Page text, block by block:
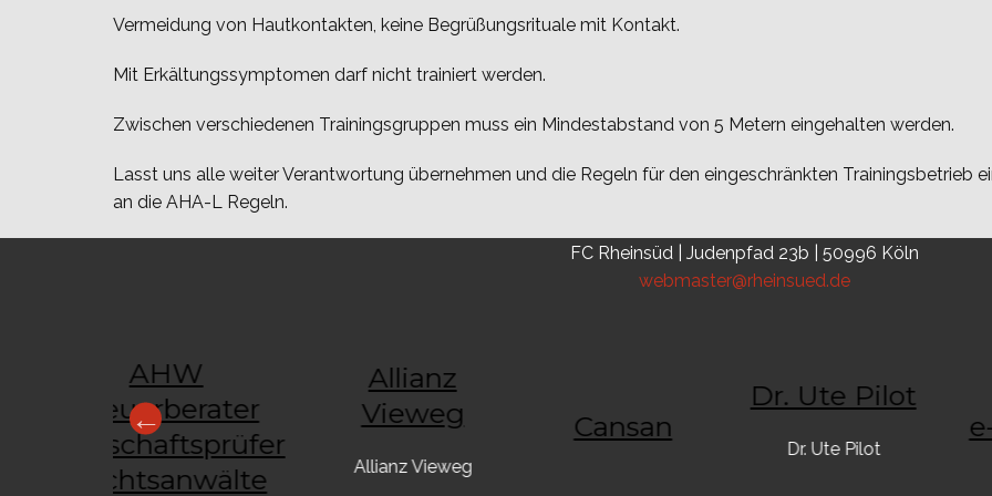
Vermeidung von Hautkontakten, keine Begrüßungsrituale mit Kontakt.
Mit Erkältungssymptomen darf nicht trainiert werden.
Zwischen verschiedenen Trainingsgruppen muss ein Mindestabstand von 5 Metern eingehalten werden.
Lasst uns alle weiter Verantwortung übernehmen und die Regeln für den eingeschränkten Trainingsbetrieb
an die AHA-L Regeln.
FC Rheinsüd | Judenpfad 23b | 50996 Köln
webmaster@rheinsued.de
Dr. Ute Pilot
Dr. Ute Pilot
Cansan
Allianz
Vieweg
Allianz Vieweg
AHW
Steuerberater
Wirtschaftsprüfer
Rechtsanwälte